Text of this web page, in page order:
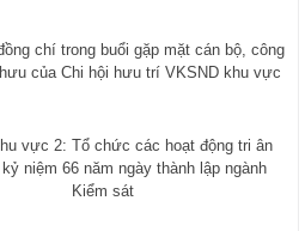
chí trong buổi gặp mặt cán bộ, công
của Chi hội hưu trí VKSND khu vực
vực 2: Tổ chức các hoạt động tri ân
niệm 66 năm ngày thành lập ngành
Kiểm sát